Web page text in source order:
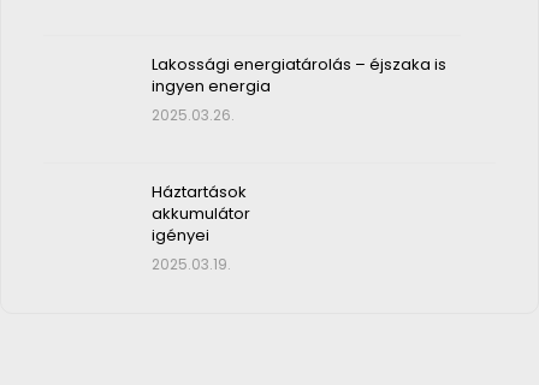
Lakossági energiatárolás – éjszaka is
ingyen energia
2025.03.26.
Háztartások
akkumulátor
igényei
2025.03.19.